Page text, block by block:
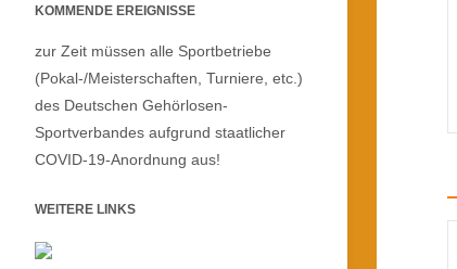
KOMMENDE EREIGNISSE
zur Zeit müssen alle Sportbetriebe
(Pokal-/Meisterschaften, Turniere, etc.)
des Deutschen Gehörlosen-
Sportverbandes aufgrund staatlicher
COVID-19-Anordnung aus!
WEITERE LINKS